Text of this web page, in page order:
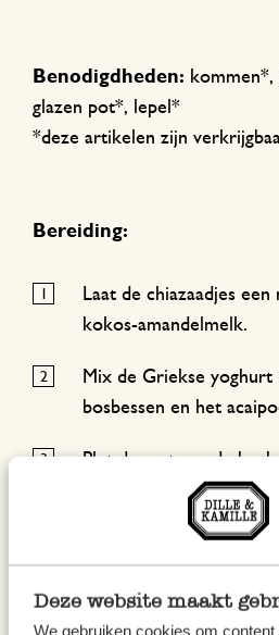
Deze website maakt
Benodigdheden:
glazen pot*, lepel*
*deze artikelen zijn
Bereiding:
Laat de chiazaadjes
kokos-amandelmelk.
Mix de Griekse
bosbessen en het
Plet de rest van de
en het limoensap.
Schep de
schep er de
yoghurt op.